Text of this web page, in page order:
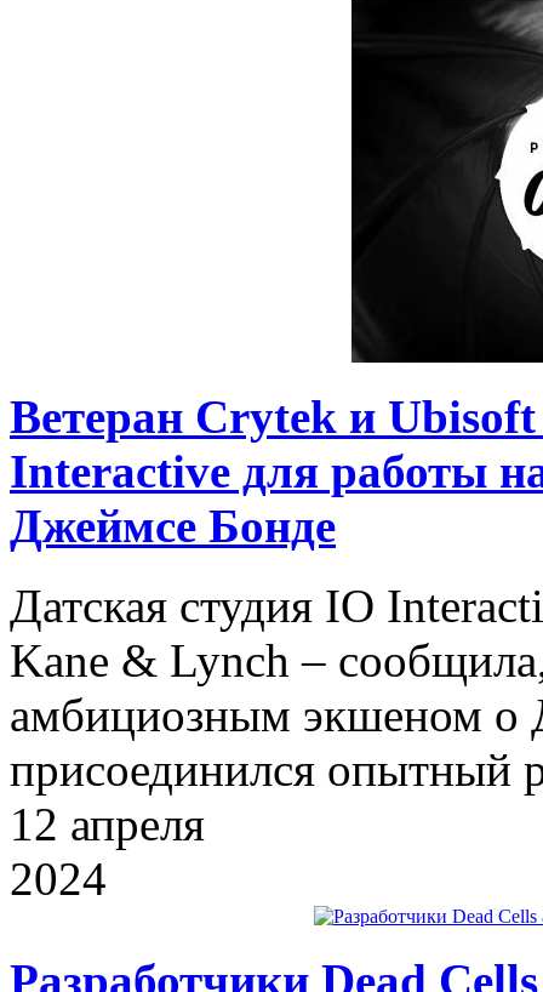
Ветеран Crytek и
Interactive для работы
Джеймсе Бонде
Датская студия IO
Kane & Lynch –
амбициозным экшеном о
присоединился опытный
12 апреля
2024
Разработчики Dead